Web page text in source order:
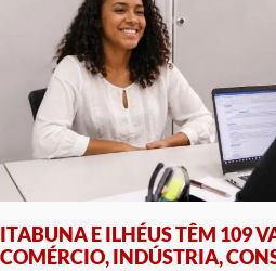
ITABUNA E ILHÉUS TÊM 109
COMÉRCIO, INDÚSTRIA,